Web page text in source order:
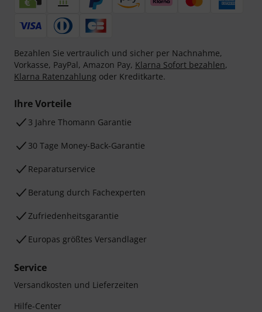
Bezahlen Sie vertraulich und sicher per Nachnahme,
Vorkasse, PayPal, Amazon Pay, Klarna Sofort bezahlen,
Klarna Ratenzahlung oder Kreditkarte.
Ihre Vorteile
3 Jahre Thomann Garantie
30 Tage Money-Back-Garantie
Reparaturservice
Beratung durch Fachexperten
Zufriedenheitsgarantie
Europas größtes Versandlager
Service
Versandkosten und Lieferzeiten
Hilfe-Center